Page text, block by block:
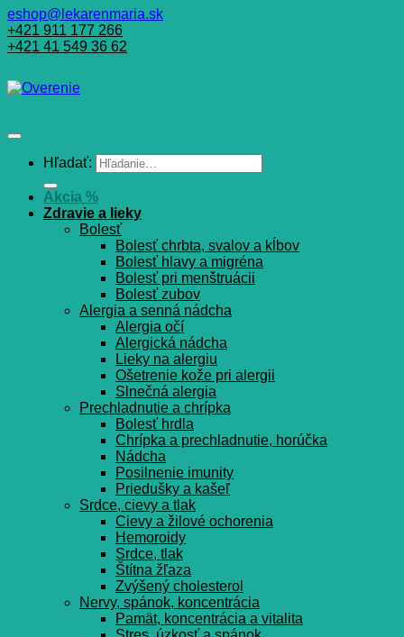
eshop@lekarenmaria.sk
+421 911 177 266
+421 41 549 36 62
Hľadať:
Akcia %
Zdravie a lieky
Bolesť
Bolesť chrbta, svalov a kĺbov
Bolesť hlavy a migréna
Bolesť pri menštruácii
Bolesť zubov
Alergia a senná nádcha
Alergia očí
Alergická nádcha
Lieky na alergiu
Ošetrenie kože pri alergii
Slnečná alergia
Prechladnutie a chrípka
Bolesť hrdla
Chrípka a prechladnutie, horúčka
Nádcha
Posilnenie imunity
Priedušky a kašeľ
Srdce, cievy a tlak
Cievy a žilové ochorenia
Hemoroidy
Srdce, tlak
Štítna žľaza
Zvýšený cholesterol
Nervy, spánok, koncentrácia
Pamät, koncentrácia a vitalita